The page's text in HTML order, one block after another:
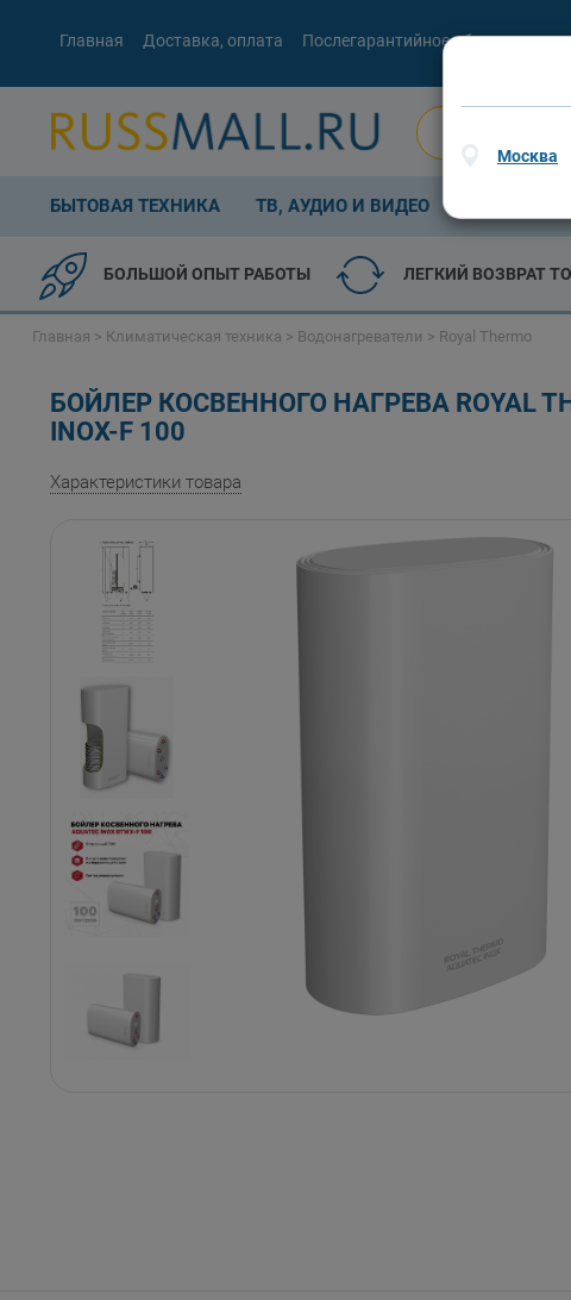
Главная Доставка, оплата Послегарантийное обслуживание
Москва
БЫТОВАЯ ТЕХНИКА ТВ, АУДИО И ВИДЕО
БОЛЬШОЙ ОПЫТ РАБОТЫ ЛЕГКИЙ ВОЗВРАТ
Главная > Климатическая техника > Водонагреватели > Royal Thermo
БОЙЛЕР КОСВЕННОГО НАГРЕВА ROYAL
INOX-F 100
Характеристики товара